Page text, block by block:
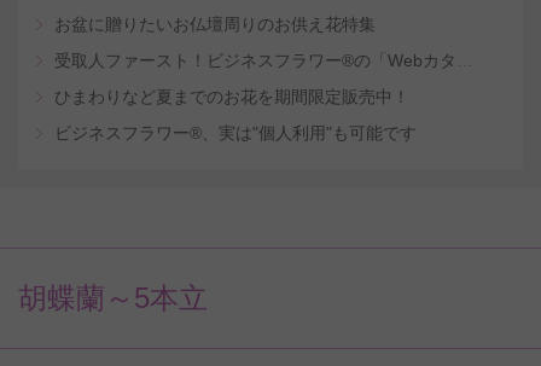
お盆に贈りたいお仏壇周りのお供え花特集
ひまわりなど夏までのお花を期間限定販売中！
ビジネスフラワー®、実は"個人利用"も可能です
胡蝶蘭～5本立